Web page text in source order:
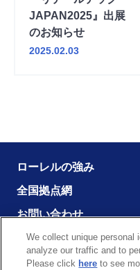
JAPAN2025』出展
のお知らせ
2025.02.03
ローレルの強み
全国拠点網
お問い合わせ
企業情報
We collect unique personal
analyze our traffic and to
Please click here to see